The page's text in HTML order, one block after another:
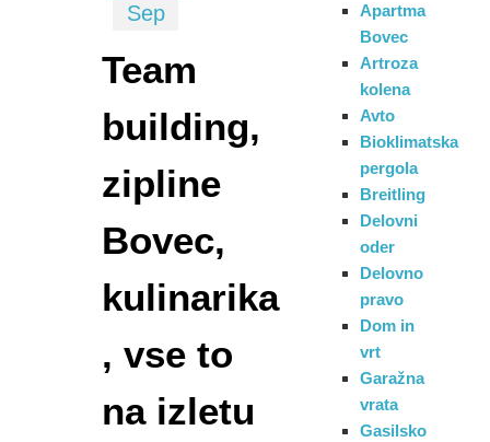
Sep
Team
building,
zipline
Bovec,
kulinarika
, vse to
na izletu
Apartma
Bovec
Artroza
kolena
Avto
Bioklimatska
pergola
Breitling
Delovni
oder
Delovno
pravo
Dom in
vrt
Garažna
vrata
Gasilsko